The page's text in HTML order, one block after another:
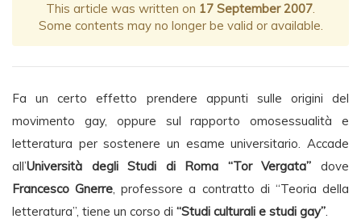
This article was written on 17 September 2007.
Some contents may no longer be valid or available.
Fa un certo effetto prendere appunti sulle origini del
movimento gay, oppure sul rapporto omosessualità e
letteratura per sostenere un esame universitario. Accade
all’Università degli Studi di Roma “Tor Vergata” dove
Francesco Gnerre, professore a contratto di “Teoria della
letteratura”, tiene un corso di “Studi culturali e studi gay”.